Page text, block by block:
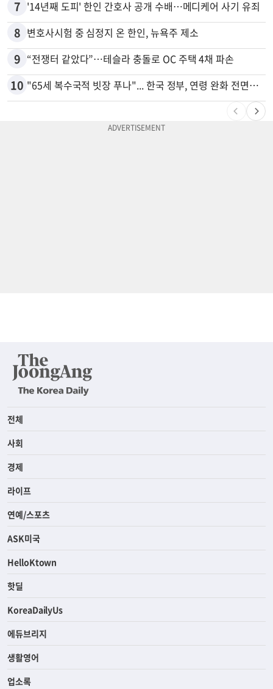
7 '14년째 도피' 한인 간호사 공개 수배…메디케어 사기 유죄
8 변호사시험 중 심정지 온 한인, 뉴욕주 제소
9 “전쟁터 같았다”…테슬라 충돌로 OC 주택 4채 파손
10 "65세 복수국적 빗장 푸나"... 한국 정부, 연령 완화 전면 추진
전체
사회
경제
라이프
연예/스포츠
ASK미국
HelloKtown
핫딜
KoreaDailyUs
에듀브리지
생활영어
업소록